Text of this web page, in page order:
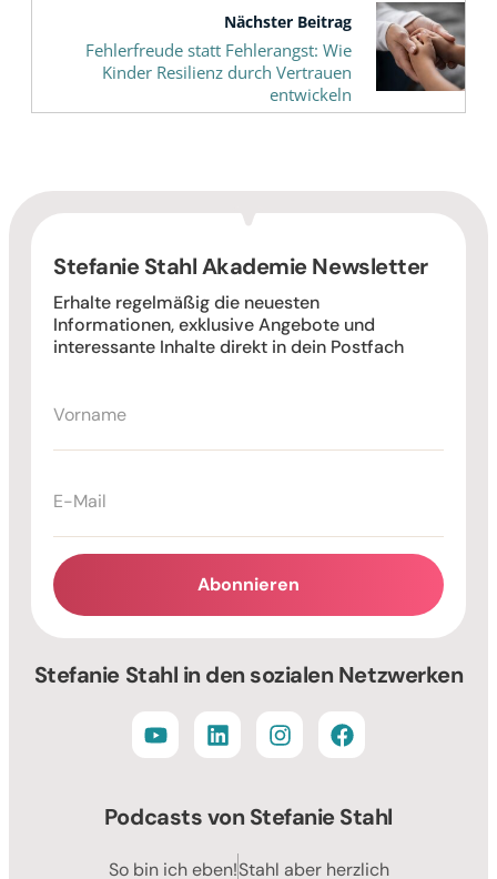
Nächster Beitrag
Fehlerfreude statt Fehlerangst: Wie
Kinder Resilienz durch Vertrauen
entwickeln
Stefanie Stahl Akademie Newsletter
Erhalte regelmäßig die neuesten
Informationen, exklusive Angebote und
interessante Inhalte direkt in dein Postfach
Abonnieren
Stefanie Stahl in den sozialen Netzwerken
Podcasts von Stefanie Stahl
So bin ich eben!Stahl aber herzlich